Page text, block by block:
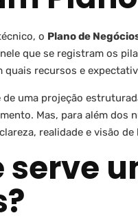
o Plano de
nele que se registram os
quais recursos e
uma projeção
Mas, para além dos
realidade e visão de
serve